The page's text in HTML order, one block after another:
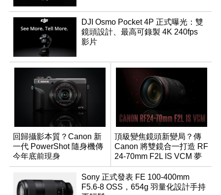
DJI Osmo Pocket 4P 正式曝光：雙
鏡頭設計、最高可錄製 4K 240fps
影片
回歸攝影本質？Canon 新
一代 PowerShot 隨身機傳
今年底前現身
頂級變焦鏡頭新變局？傳
Canon 將雙鏡合一打造 RF
24-70mm F2L IS VCM 夢
幻規格
Sony 正式發表 FE 100-400mm
F5.6-8 OSS，654g 羽量化設計手持